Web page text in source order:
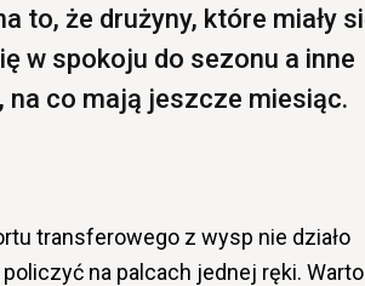
to, że drużyny, które miały
w spokoju do sezonu a inne
co mają jeszcze miesiąc.
transferowego z wysp nie działo
na palcach jednej ręki. Warto